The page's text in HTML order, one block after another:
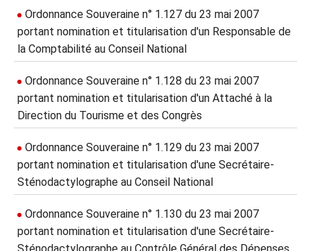
Ordonnance Souveraine n° 1.127 du 23 mai 2007
portant nomination et titularisation d'un Responsable de
la Comptabilité au Conseil National
Ordonnance Souveraine n° 1.128 du 23 mai 2007
portant nomination et titularisation d'un Attaché à la
Direction du Tourisme et des Congrès
Ordonnance Souveraine n° 1.129 du 23 mai 2007
portant nomination et titularisation d'une Secrétaire-
Sténodactylographe au Conseil National
Ordonnance Souveraine n° 1.130 du 23 mai 2007
portant nomination et titularisation d'une Secrétaire-